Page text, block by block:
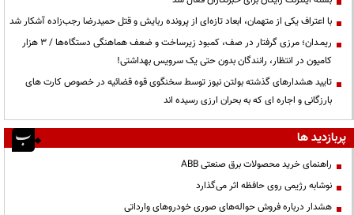
با اعتراف یکی از متهمان، ابعاد تازه‌ای از پرونده ربایش و قتل حمیدرضا رجب‌زاده آشکار شد
ریمـدان؛ مرزی گرفتار در صف، کمبود زیرساخت و ضعف هماهنگی دستگاه‌ها / ۳ هزار
کامیون در انتظار، رانندگان بدون حتی یک سرویس بهداشتی!
تایید هشدارهای گذشته بولتن نیوز توسط سخنگوی قوه قضائیه در خصوص کارت های
بارزگانی و اجاره ای که به بحران ارزی رسیده اند
پربازدید ها
راهنمای خرید محصولات برق صنعتی ABB
نوشابه رژیمی روی حافظه اثر می‌گذارد
هشدار درباره فروش حواله‌های صوری خودروهای وارداتی